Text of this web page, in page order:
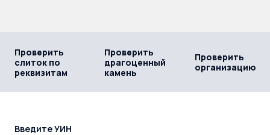
Проверить
слиток по
реквизитам
Проверить
драгоценный
камень
Проверить
организацию
Введите УИН